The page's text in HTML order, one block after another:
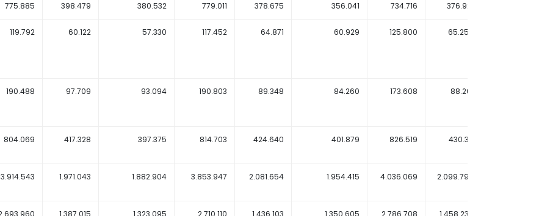
775.885 398.479 380.532 779.011 378.675 356.041 734.716 376.921
119.792 60.122 57.330 117.452 64.871 60.929 125.800 65.256
190.488 97.709 93.094 190.803 89.348 84.260 173.608 88.201
804.069 417.328 397.375 814.703 424.640 401.879 826.519 430.311
3.914.543 1.971.043 1.882.904 3.853.947 2.081.654 1.954.415 4.036.069 2.099.794
1.387.015 1.323.095 2.710.110 1.436.103 1.350.605 2.786.708 1.458.230